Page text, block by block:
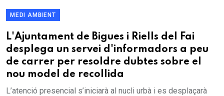
MEDI AMBIENT
L'Ajuntament de Bigues i Riells del Fai
desplega un servei d'informadors a peu
de carrer per resoldre dubtes sobre el
nou model de recollida
L’atenció presencial s’iniciarà al nucli urbà i es desplaçarà